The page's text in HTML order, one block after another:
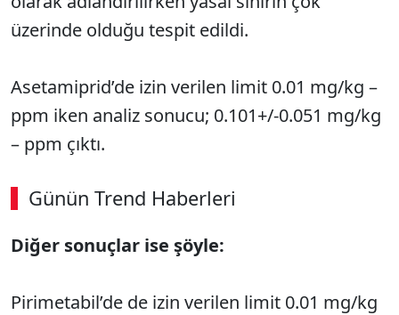
üzerinde olduğu tespit edildi.
Asetamiprid’de izin verilen limit 0.01 mg/kg –
ppm iken analiz sonucu; 0.101+/-0.051 mg/kg
– ppm çıktı.
Günün Trend Haberleri
00:02 / 08:15
Diğer sonuçlar ise şöyle:
Pirimetabil’de de izin verilen limit 0.01 mg/kg